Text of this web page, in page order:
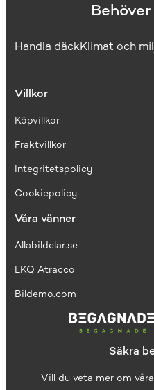
Handla däckKlimat och
Villkor
Köpvillkor
Fraktvillkor
Integritetspolicy
Cookiepolicy
Våra vänner
Allabildelar.se
LKQ Atracco
Bildemo.com
Säkra
Vill du veta mer om